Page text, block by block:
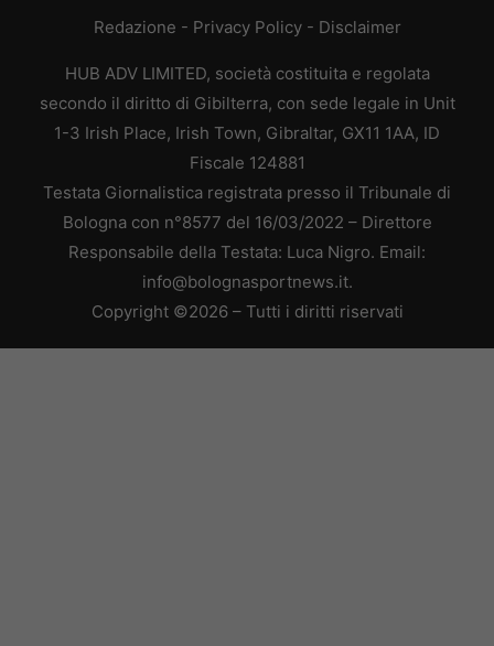
Redazione - Privacy Policy- Disclaimer
HUB ADV LIMITED, società costituita e regolata
secondo il diritto di Gibilterra, con sede legale in Unit
1-3 Irish Place, Irish Town, Gibraltar, GX11 1AA, ID
Fiscale 124881
Testata Giornalistica registrata presso il Tribunale di
Bologna con n°8577 del 16/03/2022 – Direttore
Responsabile della Testata: Luca Nigro. Email:
info@bolognasportnews.it.
Copyright ©2026 – Tutti i diritti riservati